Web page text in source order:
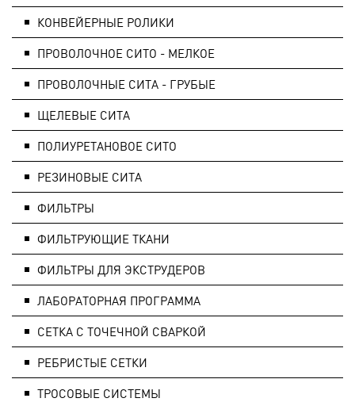
КОНВЕЙЕРНЫЕ РОЛИКИ
ПРОВОЛОЧНОЕ СИТО - МЕЛКОЕ
ПРОВОЛОЧНЫЕ СИТА - ГРУБЫЕ
ЩЕЛЕВЫЕ СИТА
ПОЛИУРЕТАНОВОЕ СИТО
РЕЗИНОВЫЕ СИТА
ФИЛЬТРЫ
ФИЛЬТРУЮЩИЕ ТКАНИ
ФИЛЬТРЫ ДЛЯ ЭКСТРУДЕРОВ
ЛАБОРАТОРНАЯ ПРОГРАММА
СЕТКА С ТОЧЕЧНОЙ СВАРКОЙ
РЕБРИСТЫЕ СЕТКИ
ТРОСОВЫЕ СИСТЕМЫ